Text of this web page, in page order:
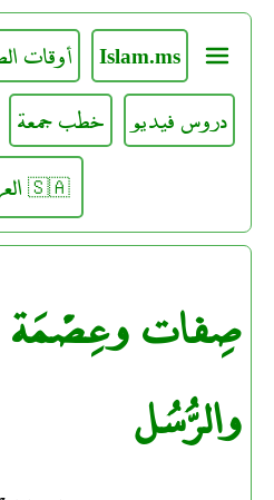
Islam.ms
أوقات
دروس فيديو
خطب جمعة
🇸🇦 العربية
صِفات وعِصْمَة
والرُّسُل